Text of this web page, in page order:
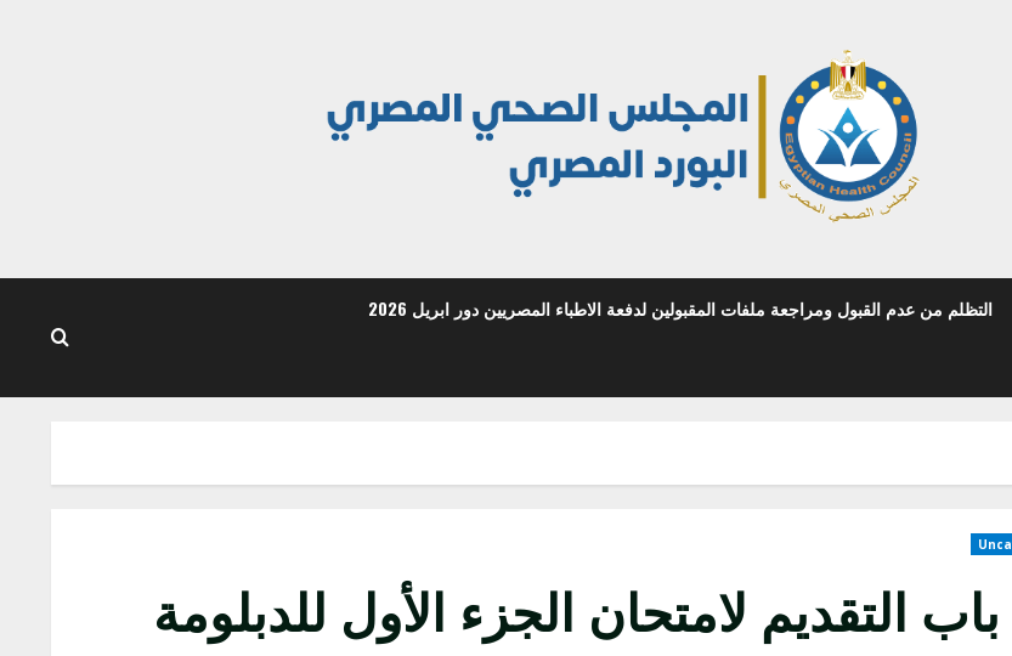
التظلم من عدم القبول ومراجعة ملفات المقبولين لدفعة الاطباء المصريين دور ابريل 2026
التقديم لامتحان الجزء الأول للدبلومة